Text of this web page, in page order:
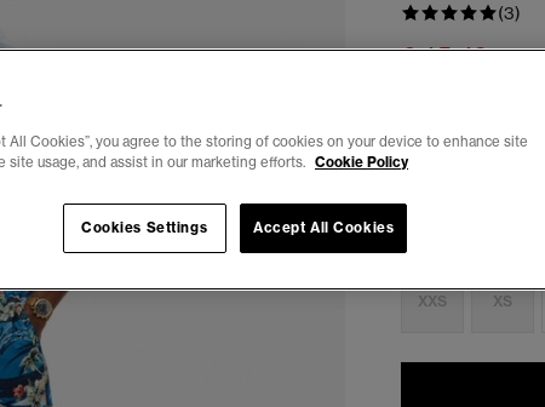
(3)
€ 45,49€
Colore: dolphin
Seleziona Taglia:
XXS XS
All Cookies”, you agree to the storing of cookies on your device to enhance site
site usage, and assist in our marketing efforts. Cookie Policy
Cookies Settings Accept All Cookies